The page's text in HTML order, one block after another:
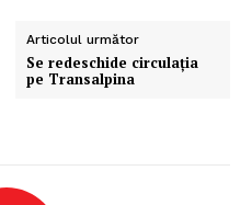
Articolul următor
Se redeschide circulația
pe Transalpina